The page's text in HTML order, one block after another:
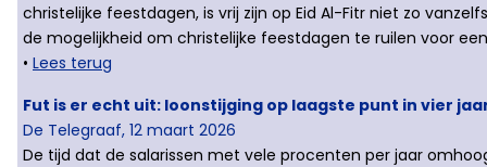
christelijke feestdagen, is vrij zijn op Eid Al-Fitr niet zo
de mogelijkheid om christelijke feestdagen te ruilen voor
• Lees terug
Fut is er echt uit: loonstijging op laagste punt in vier
De Telegraaf, 12 maart 2026
De tijd dat de salarissen met vele procenten per jaar